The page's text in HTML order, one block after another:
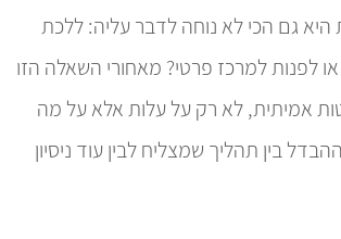
היא גם הכי לא נוחה לדבר עליה: ללכת
לפנות למרכז פרטי? מאחורי השאלה הזו
אמיתית, לא רק על עלות אלא על מה
בין תהליך שמצליח לבין עוד ניסיון